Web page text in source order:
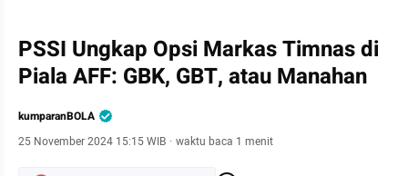
PSSI Ungkap Opsi Markas Timnas di
Piala AFF: GBK, GBT, atau Manahan
kumparanBOLA
25 November 2024 15:15 WIB · waktu baca 1 menit